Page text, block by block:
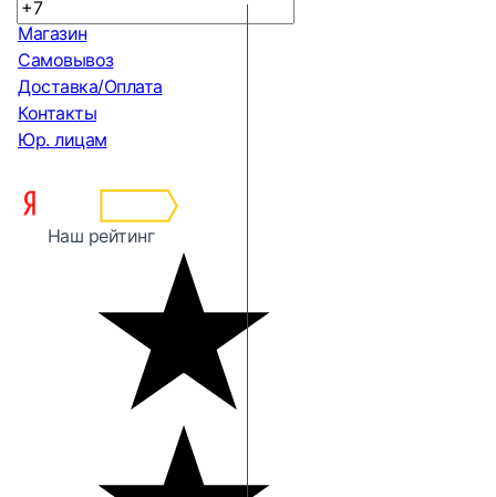
Магазин
Самовывоз
Доставка/Оплата
Контакты
Юр. лицам
Наш рейтинг